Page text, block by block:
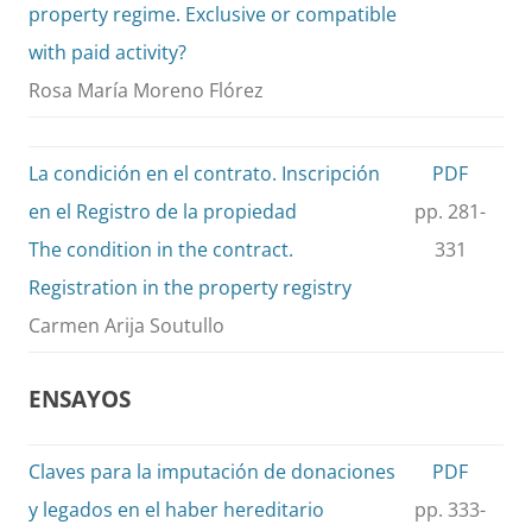
property regime. Exclusive or compatible
with paid activity?
Rosa María Moreno Flórez
La condición en el contrato. Inscripción
en el Registro de la propiedad
The condition in the contract.
Registration in the property registry
Carmen Arija Soutullo
PDF
pp. 281-
331
ENSAYOS
Claves para la imputación de donaciones
y legados en el haber hereditario
PDF
pp. 333-